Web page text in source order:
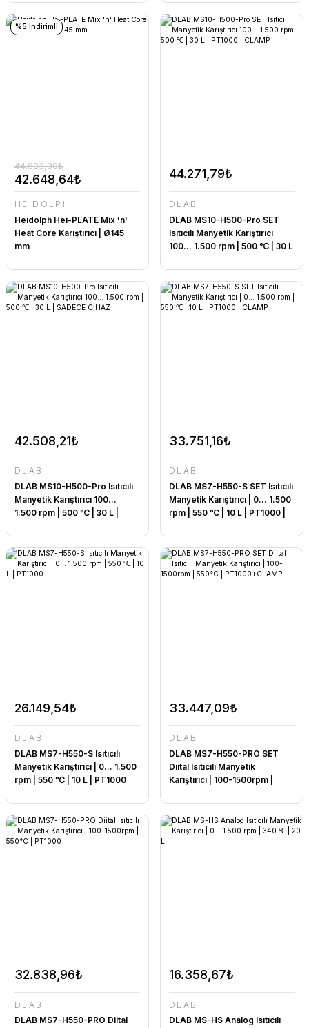
%5 İndirimli
42.648,64₺
44.893,30₺
HEIDOLPH
Heidolph Hei-PLATE Mix 'n'
Heat Core Karıştırıcı | Ø145
mm
44.271,79₺
DLAB
DLAB MS10-H500-Pro SET
Isıtıcılı Manyetik Karıştırıcı
100... 1.500 rpm | 500 ℃ | 30 L
42.508,21₺
DLAB
DLAB MS10-H500-Pro Isıtıcılı
Manyetik Karıştırıcı 100...
1.500 rpm | 500 ℃ | 30 L |
33.751,16₺
DLAB
DLAB MS7-H550-S SET Isıtıcılı
Manyetik Karıştırıcı | 0... 1.500
rpm | 550 ℃ | 10 L | PT1000 |
26.149,54₺
DLAB
DLAB MS7-H550-S Isıtıcılı
Manyetik Karıştırıcı | 0... 1.500
rpm | 550 ℃ | 10 L | PT1000
33.447,09₺
DLAB
DLAB MS7-H550-PRO SET
Diital Isıtıcılı Manyetik
Karıştırıcı | 100-1500rpm |
32.838,96₺
DLAB
DLAB MS7-H550-PRO Diital
16.358,67₺
DLAB
DLAB MS-HS Analog Isıtıcılı